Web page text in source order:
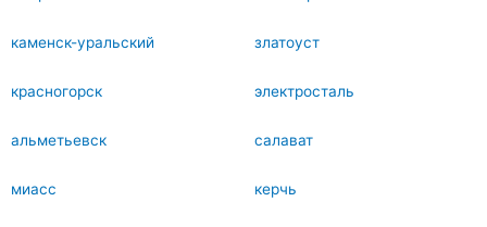
каменск-уральский златоуст
красногорск электросталь
альметьевск салават
миасс керчь